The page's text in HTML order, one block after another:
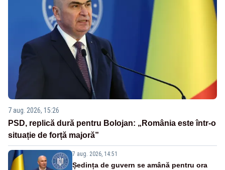
7 aug. 2026, 15:26
PSD, replică dură pentru Bolojan: „România este într-o
situație de forță majoră”
7 aug. 2026, 14:51
Ședința de guvern se amână pentru ora